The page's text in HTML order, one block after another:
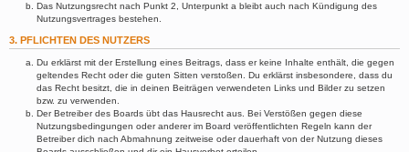
Das Nutzungsrecht nach Punkt 2, Unterpunkt a bleibt auch nach Kündigung des
Nutzungsvertrages bestehen.
3. PFLICHTEN DES NUTZERS
Du erklärst mit der Erstellung eines Beitrags, dass er keine Inhalte enthält, die gegen
geltendes Recht oder die guten Sitten verstoßen. Du erklärst insbesondere, dass du
das Recht besitzt, die in deinen Beiträgen verwendeten Links und Bilder zu setzen
bzw. zu verwenden.
Der Betreiber des Boards übt das Hausrecht aus. Bei Verstößen gegen diese
Nutzungsbedingungen oder anderer im Board veröffentlichten Regeln kann der
Betreiber dich nach Abmahnung zeitweise oder dauerhaft von der Nutzung dieses